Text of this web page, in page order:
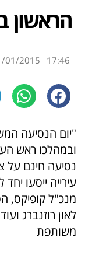
הראשון
17:46
01/2015
ובמהלכו ראש
נסיעה חינם על
עירייה ייסעו
מנכ"ל קופיקס,
לאון רוזנברג
משותפת